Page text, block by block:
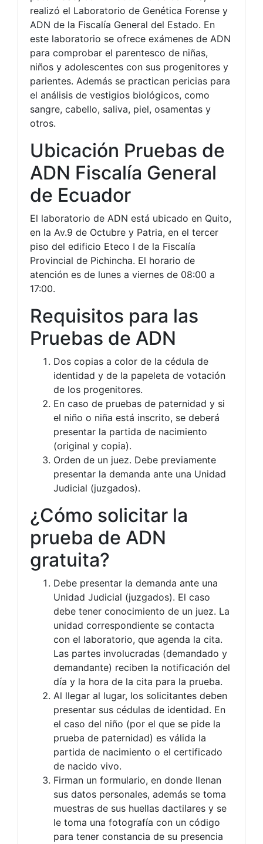
realizó el Laboratorio de Genética Forense y
ADN de la Fiscalía General del Estado. En
este laboratorio se ofrece exámenes de ADN
para comprobar el parentesco de niñas,
niños y adolescentes con sus progenitores y
parientes. Además se practican pericias para
el análisis de vestigios biológicos, como
sangre, cabello, saliva, piel, osamentas y
otros.
Ubicación Pruebas de
ADN Fiscalía General
de Ecuador
El laboratorio de ADN está ubicado en Quito,
en la Av.9 de Octubre y Patria, en el tercer
piso del edificio Eteco I de la Fiscalía
Provincial de Pichincha. El horario de
atención es de lunes a viernes de 08:00 a
17:00.
Requisitos para las
Pruebas de ADN
Dos copias a color de la cédula de
identidad y de la papeleta de votación
de los progenitores.
En caso de pruebas de paternidad y si
el niño o niña está inscrito, se deberá
presentar la partida de nacimiento
(original y copia).
Orden de un juez. Debe previamente
presentar la demanda ante una Unidad
Judicial (juzgados).
¿Cómo solicitar la
prueba de ADN
gratuita?
Debe presentar la demanda ante una
Unidad Judicial (juzgados). El caso
debe tener conocimiento de un juez. La
unidad correspondiente se contacta
con el laboratorio, que agenda la cita.
Las partes involucradas (demandado y
demandante) reciben la notificación del
día y la hora de la cita para la prueba.
Al llegar al lugar, los solicitantes deben
presentar sus cédulas de identidad. En
el caso del niño (por el que se pide la
prueba de paternidad) es válida la
partida de nacimiento o el certificado
de nacido vivo.
Firman un formulario, en donde llenan
sus datos personales, además se toma
muestras de sus huellas dactilares y se
le toma una fotografía con un código
para tener constancia de su presencia